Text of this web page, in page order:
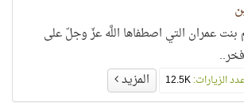
بنت عمران التي اصطفاها اللَّه عزّ وجلّ على
الزيارات:12.5K المزيد